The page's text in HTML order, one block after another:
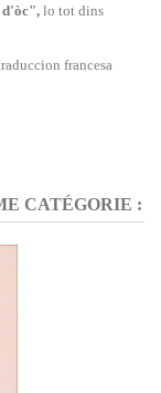
lo tot dins
francesa
CATÉGORIE :